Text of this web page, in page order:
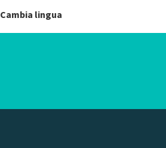
Cambia lingua